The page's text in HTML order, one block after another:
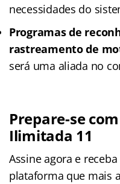
necessidades do
Programas de
rastreamento de
será uma aliada no
Prepare-se
Ilimitada 11
Assine agora e receba
plataforma que mais